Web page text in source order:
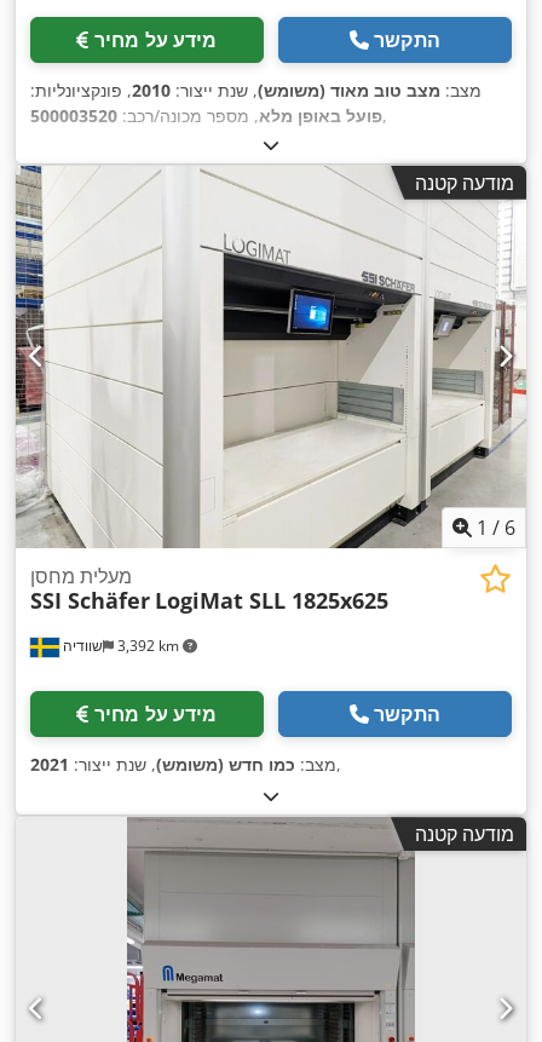
מידע על מחיר התקשר
מצב: מצב טוב מאוד (משומש), שנת ייצור: 2010, פונקציונליות:
פועל באופן מלא, מספר מכונה/רכב: 500003520 ,
מודעה קטנה
1 / 6
שוודיה 3,392 km
מעלית מחסן
SSI Schäfer LogiMat SLL 1825x625
מידע על מחיר התקשר
מצב: כמו חדש (משומש), שנת ייצור: 2021 ,
מודעה קטנה